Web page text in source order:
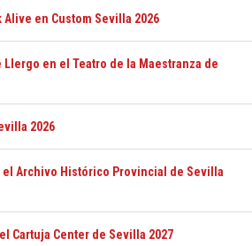
Alive en Custom Sevilla 2026
en el Teatro de la Maestranza de
2026
el Archivo Histórico Provincial de Sevilla
Cartuja Center de Sevilla 2027